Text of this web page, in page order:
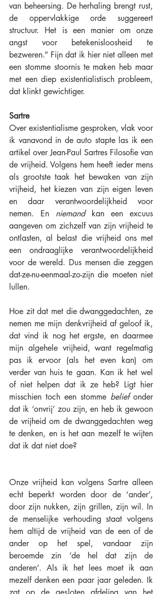
van beheersing. De herhaling brengt rust,
de oppervlakkige orde suggereert
structuur. Het is een manier om onze
angst voor betekenisloosheid te
bezweren.” Fijn dat ik hier niet alleen met
een stomme stoornis te maken heb maar
met een diep existentialistisch probleem,
dat klinkt gewichtiger.
Sartre
Over existentialisme gesproken, vlak voor
ik vanavond in de auto stapte las ik een
artikel over Jean-Paul Sartres Filosofie van
de vrijheid. Volgens hem heeft ieder mens
als grootste taak het bewaken van zijn
vrijheid, het kiezen van zijn eigen leven
en daar verantwoordelijkheid voor
nemen. En niemand kan een excuus
aangeven om zichzelf van zijn vrijheid te
ontlasten, al belast die vrijheid ons met
een ondraaglijke verantwoordelijkheid
voor de wereld. Dus mensen die zeggen
dat-ze-nu-eenmaal-zo-zijn die moeten niet
lullen.
Hoe zit dat met die dwanggedachten, ze
nemen me mijn denkvrijheid af geloof ik,
dat vind ik nog het ergste, en daarmee
mijn algehele vrijheid, want regelmatig
pas ik ervoor (als het even kan) om
verder van huis te gaan. Kan ik het wel
of niet helpen dat ik ze heb? Ligt hier
misschien toch een stomme belief onder
dat ik ‘onvrij’ zou zijn, en heb ik gewoon
de vrijheid om de dwanggedachten weg
te denken, en is het aan mezelf te wijten
dat ik dat niet doe?
Onze vrijheid kan volgens Sartre alleen
echt beperkt worden door de ‘ander’,
door zijn nukken, zijn grillen, zijn wil. In
de menselijke verhouding staat volgens
hem altijd de vrijheid van de een of de
ander op het spel, vandaar zijn
beroemde zin ‘de hel dat zijn de
anderen’. Als ik het lees moet ik aan
mezelf denken een paar jaar geleden. Ik